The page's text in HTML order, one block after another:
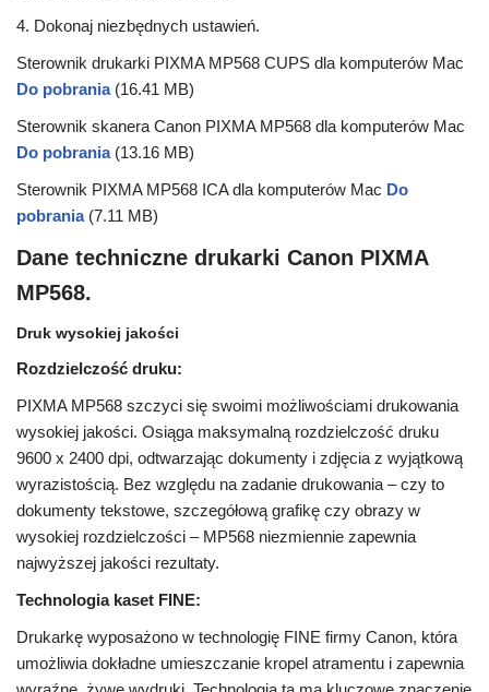
4. Dokonaj niezbędnych ustawień.
Sterownik drukarki PIXMA MP568 CUPS dla komputerów Mac
Do pobrania (16.41 MB)
Sterownik skanera Canon PIXMA MP568 dla komputerów Mac
Do pobrania (13.16 MB)
Sterownik PIXMA MP568 ICA dla komputerów Mac Do
pobrania (7.11 MB)
Dane techniczne drukarki Canon PIXMA
MP568.
Druk wysokiej jakości
Rozdzielczość druku:
PIXMA MP568 szczyci się swoimi możliwościami drukowania
wysokiej jakości. Osiąga maksymalną rozdzielczość druku
9600 x 2400 dpi, odtwarzając dokumenty i zdjęcia z wyjątkową
wyrazistością. Bez względu na zadanie drukowania – czy to
dokumenty tekstowe, szczegółową grafikę czy obrazy w
wysokiej rozdzielczości – MP568 niezmiennie zapewnia
najwyższej jakości rezultaty.
Technologia kaset FINE:
Drukarkę wyposażono w technologię FINE firmy Canon, która
umożliwia dokładne umieszczanie kropel atramentu i zapewnia